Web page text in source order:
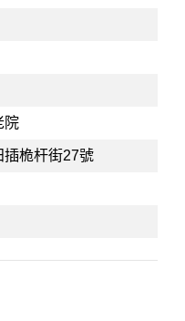
院
插桅杆街27號